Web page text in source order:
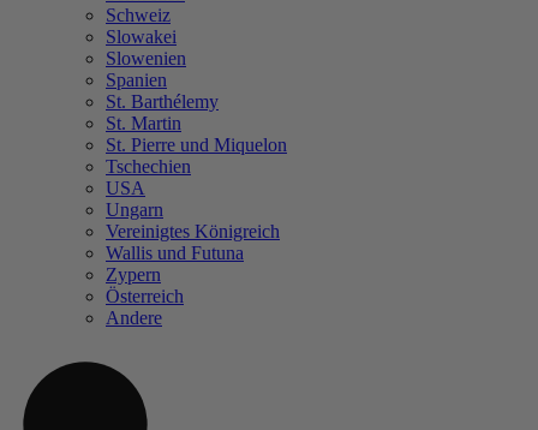
Schweiz
Slowakei
Slowenien
Spanien
St. Barthélemy
St. Martin
St. Pierre und Miquelon
Tschechien
USA
Ungarn
Vereinigtes Königreich
Wallis und Futuna
Zypern
Österreich
Andere